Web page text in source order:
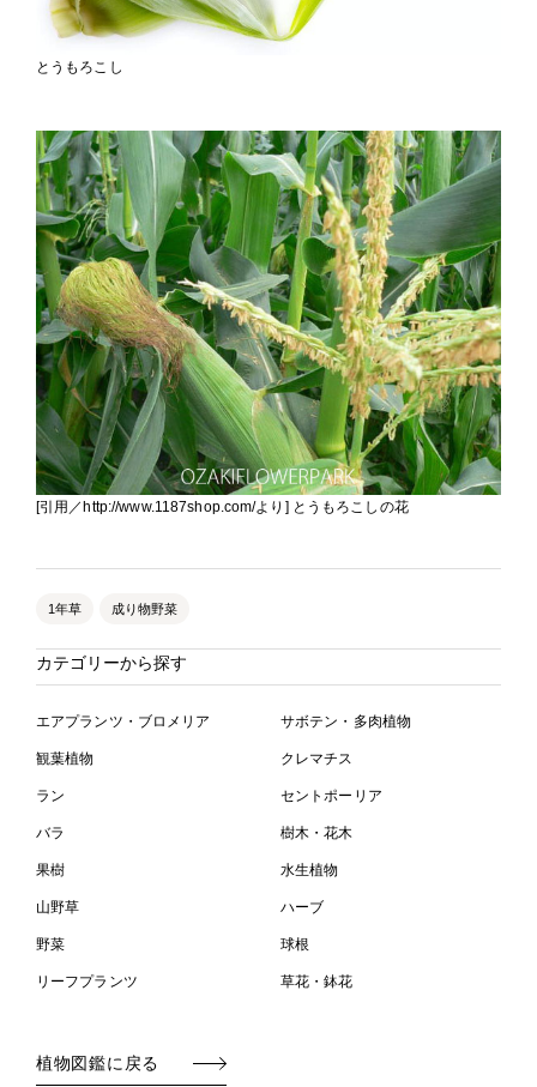
とうもろこし
[引用／http://www.1187shop.com/より] とうもろこしの花
1年草 成り物野菜
カテゴリーから探す
エアプランツ・ブロメリア サボテン・多肉植物
観葉植物 クレマチス
ラン セントポーリア
バラ 樹木・花木
果樹 水生植物
山野草 ハーブ
野菜 球根
リーフプランツ 草花・鉢花
植物図鑑に戻る